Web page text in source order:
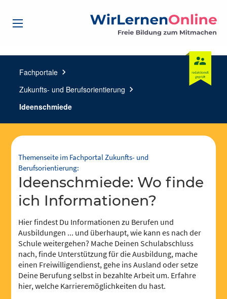
Fachportale chevron_right
Zukunfts- und Berufsorientierung chevron_right
Ideenschmiede
Themenseite im Fachportal Zukunfts- und
Berufsorientierung:
Ideenschmiede: Wo finde
ich Informationen?
Hier findest Du Informationen zu Berufen und
Ausbildungen ... und überhaupt, wie kann es nach der
Schule weitergehen? Mache Deinen Schulabschluss
nach, finde Unterstützung für die Ausbildung, mache
einen Freiwilligendienst, gehe ins Ausland oder setze
Deine Berufung selbst in bezahlte Arbeit um. Erfahre
hier, welche Karrieremöglichkeiten du hast.